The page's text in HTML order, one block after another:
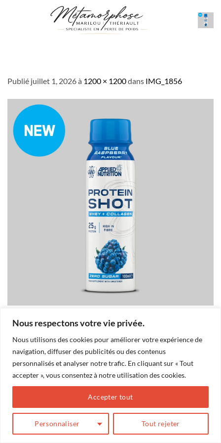
Nous respectons votre vie privée.
Nous utilisons des cookies pour améliorer votre expérience de
navigation, diffuser des publicités ou des contenus
personnalisés et analyser notre trafic. En cliquant sur « Tout
accepter », vous consentez à notre utilisation des cookies.
Personnaliser Tout rejeter
Accepter tout
Publié juillet 1, 2026à 1200 × 1200dans IMG_1856
Les commentaires et les rétroliens sont actuellement fermés.
←Précédent
Suivant→
Copyright 2026 ©
Marilou Thériault